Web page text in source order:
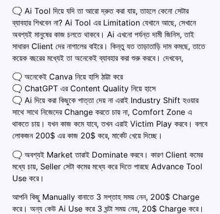
🗨️ Ai Tool দিয়ে যদি তা আরো দ্রুত করা যায়, তাহলে কেনো সেটার
ব্যাবহার শিখবেন না? Ai Tool এর Limitation যেখানে আছে, সেখানে
অবশ্যই মানুষের কাজ চলতে থাকবে। Ai এখনো পর্যন্ত দামী জিনিস, তাই
সাধারন Client দের নাগালের বাইরে। কিন্তু যত তাড়াতাড়ি দাম কমছে, তাতে
কয়েক বছরের মধ্যেই তা অনেকেই ব্যাবহার করা শুরু করবে। দেখবেন,
🗨️ অনেকেই Canva নিয়ে হাসি ঠাট্টা করে
🗨️ ChatGPT এর Content Quality নিয়ে হাসে
🗨️ Ai দিয়ে করা কিছুকে পাত্তা দেয় না এরাই Industry Shift হওয়ার
সাথে সাথে নিজেদের Change করতে চায় না, Comfort Zone এ
থাকতে চায়। যখন কাজ কমে যাবে, তখন এরাই Victim Play করবে। বলবে
লোকজন 200$ এর কাজ 20$ করে, মার্কেট খেয়ে দিচ্ছে।
🗨️ অবশ্যই Market তারাই Dominate করবে। কারণ Client কমের
মধ্যে চায়, Seller সেটা কমের মধ্যে করে দিতে পারছে Advance Tool
Use করে।
আপনি কিছু Manually বানাতে 3 সপ্তাহ সময় নেন, 200$ Charge
করে। অন্য কেউ Ai Use করে 3 ঘন্টা সময় নেয়, 20$ Charge করে।